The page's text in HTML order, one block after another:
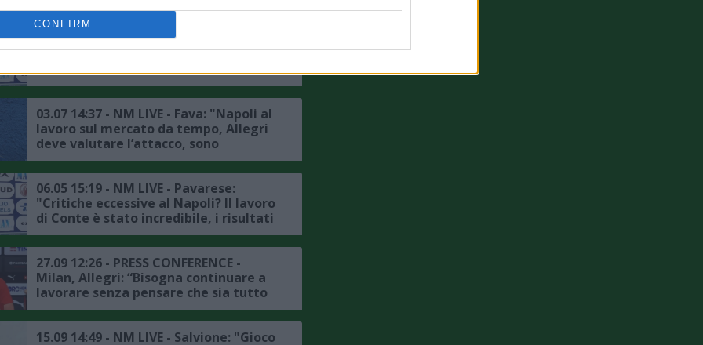
CONFIRM
prestiti dei calciatori"
08.07 15:15 - NM LIVE - Pavarese:
"Nuova maglia del Napoli?
Straordinaria, Valentina De Laurentiis
è un grande valore aggiunto per il
club, mercato? Manna ha le idee
chiare"
03.07 14:37 - NM LIVE - Fava: "Napoli al
lavoro sul mercato da tempo, Allegri
deve valutare l’attacco, sono
contento, De Laurentiis ha scelto un
allenatore vincente"
06.05 15:19 - NM LIVE - Pavarese:
"Critiche eccessive al Napoli? Il lavoro
di Conte è stato incredibile, i risultati
di questi due anni parlano chiaro,
mercato? Il club si starà già
muovendo"
27.09 12:26 - PRESS CONFERENCE -
Milan, Allegri: “Bisogna continuare a
lavorare senza pensare che sia tutto
risolto, Napoli? Hanno fatto un
mercato importante e credo siano
ancora i favoriti”
15.09 14:49 - NM LIVE - Salvione: "Gioco